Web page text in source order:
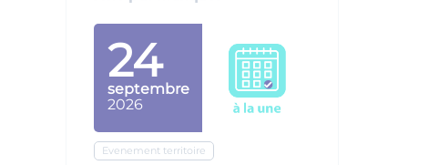
Evenement territoire
24
septembre
2026